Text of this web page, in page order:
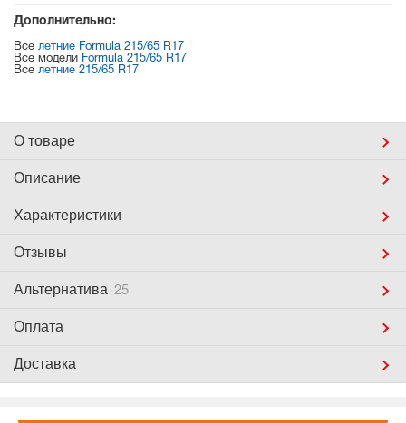
Дополнительно:
Все летние Formula 215/65 R17
Все модели Formula 215/65 R17
Все летние 215/65 R17
О товаре
Описание
Характеристики
Отзывы
Альтернатива 25
Оплата
Доставка